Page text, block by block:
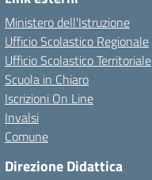
Ministero dell'Istruzione
Ufficio Scolastico Regionale
Ufficio Scolastico Territoriale
Scuola in Chiaro
Iscrizioni On Line
Invalsi
Comune
Direzione Didattica